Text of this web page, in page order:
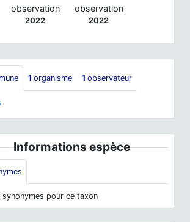
observation
2022
observation
2022
1 organisme 1 observateur
Informations espèce
synonymes pour ce taxon